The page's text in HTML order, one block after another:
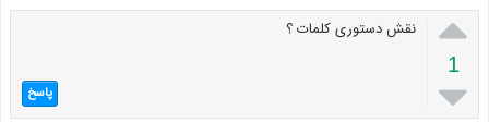

1

نقش دستوری کلمات ؟
پاسخ